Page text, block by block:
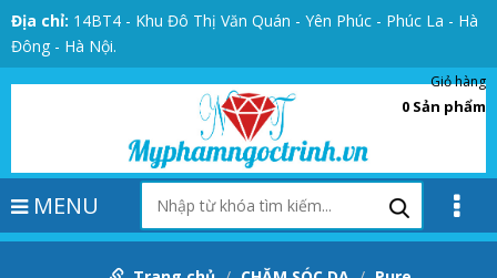
Địa chỉ: 14BT4 - Khu Đô Thị Văn Quán - Yên Phúc - Phúc La - Hà
Đông - Hà Nội.
MENU
Giỏ hàng
0 Sản phẩm